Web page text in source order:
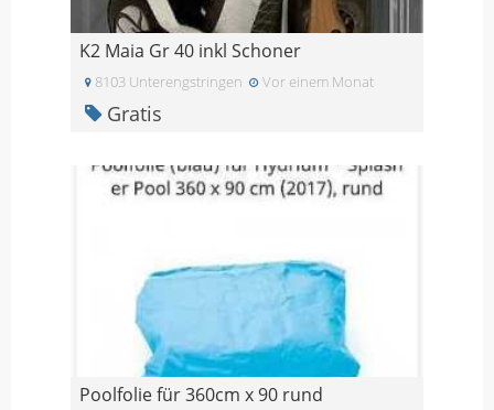
K2 Maia Gr 40 inkl Schoner
8103 Unterengstringen Vor einem Monat
Gratis
Poolfolie für 360cm x 90 rund